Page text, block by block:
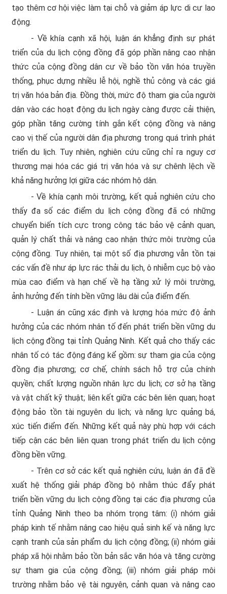
tạo thêm cơ hội việc làm tại chỗ và giảm áp lực di cư lao
động.
- Về khía cạnh xã hội, luận án khẳng định sự phát
triển của du lịch cộng đồng đã góp phần nâng cao nhận
thức của cộng đồng dân cư về bảo tồn văn hóa truyền
thống, phục dựng nhiều lễ hội, nghề thủ công và các giá
trị văn hóa bản địa. Đồng thời, mức độ tham gia của người
dân vào các hoạt động du lịch ngày càng được cải thiện,
góp phần tăng cường tính gắn kết cộng đồng và nâng
cao vị thế của người dân địa phương trong quá trình phát
triển du lịch. Tuy nhiên, nghiên cứu cũng chỉ ra nguy cơ
thương mại hóa các giá trị văn hóa và sự chênh lệch về
khả năng hưởng lợi giữa các nhóm hộ dân.
- Về khía cạnh môi trường, kết quả nghiên cứu cho
thấy đa số các điểm du lịch cộng đồng đã có những
chuyển biến tích cực trong công tác bảo vệ cảnh quan,
quản lý chất thải và nâng cao nhận thức môi trường của
cộng đồng. Tuy nhiên, tại một số địa phương vẫn tồn tại
các vấn đề như áp lực rác thải du lịch, ô nhiễm cục bộ vào
mùa cao điểm và hạn chế về hạ tầng xử lý môi trường,
ảnh hưởng đến tính bền vững lâu dài của điểm đến.
- Luận án cũng xác định và lượng hóa mức độ ảnh
hưởng của các nhóm nhân tố đến phát triển bền vững du
lịch cộng đồng tại tỉnh Quảng Ninh. Kết quả cho thấy các
nhân tố có tác động đáng kể gồm: sự tham gia của cộng
đồng địa phương; cơ chế, chính sách hỗ trợ của chính
quyền; chất lượng nguồn nhân lực du lịch; cơ sở hạ tầng
và vật chất kỹ thuật; liên kết giữa các bên liên quan; hoạt
động bảo tồn tài nguyên du lịch; và năng lực quảng bá,
xúc tiến điểm đến. Những kết quả này phù hợp với cách
tiếp cận các bên liên quan trong phát triển du lịch cộng
đồng bền vững.
- Trên cơ sở các kết quả nghiên cứu, luận án đã đề
xuất hệ thống giải pháp đồng bộ nhằm thúc đẩy phát
triển bền vững du lịch cộng đồng tại các địa phương của
tỉnh Quảng Ninh theo ba nhóm trọng tâm: (i) nhóm giải
pháp kinh tế nhằm nâng cao hiệu quả sinh kế và năng lực
cạnh tranh của sản phẩm du lịch cộng đồng; (ii) nhóm giải
pháp xã hội nhằm bảo tồn bản sắc văn hóa và tăng cường
sự tham gia của cộng đồng; (iii) nhóm giải pháp môi
trường nhằm bảo vệ tài nguyên, cảnh quan và nâng cao